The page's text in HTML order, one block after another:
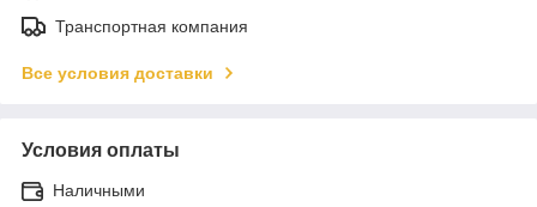
Транспортная компания
Все условия доставки
Условия оплаты
Наличными